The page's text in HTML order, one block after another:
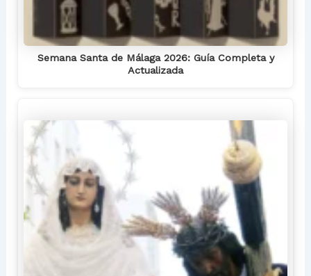
Semana Santa de Málaga 2026: Guía Completa y
Actualizada